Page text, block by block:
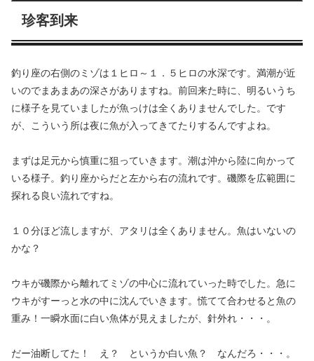
珍客到来
釣り座の右側のミゾは１ヒロ～１．５ヒロの水深です。満潮が近
いのでまあまあの深さがありますね。前回来た時に、明るいうち
に様子を見ていましたが魚っけは全くありませんでした。です
が、こういう所は夜に魚が入ってきてたりするんですよね。
まずは足元から慎重に狙っていきます。潮は沖から陸に向かって
いる様子。釣り座からだと左から右の流れです。磯際を広範囲に
探れる良い流れですね。
１０分ほど流しますが、アタリは全くありません。魚はいないの
かな？
ウキが磯際から離れてミゾの中心に流れていった時でした。急に
ウキがすーっと水の中に沈んでいきます。慌てて合わせると魚の
重み！一瞬水面に白い魚体が見えましたが、針外れ・・・。
だー油断してた！ え？ というか白い魚？ なんだろ・・・。